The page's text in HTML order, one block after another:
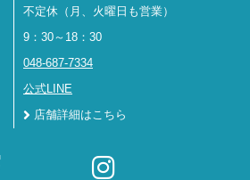
不定休（月、火曜日も営業）
9：30～18：30
048-687-7334
公式LINE
店舗詳細はこちら